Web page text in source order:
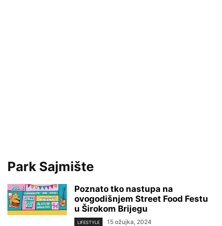
Park Sajmište
Poznato tko nastupa na
ovogodišnjem Street Food Festu
u Širokom Brijegu
LIFESTYLE 15 ožujka, 2024